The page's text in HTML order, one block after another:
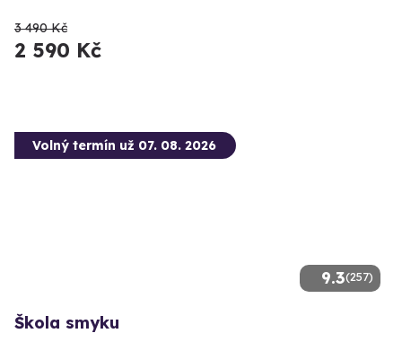
3 490 Kč
2 590 Kč
9.3(257)
Volný termín už 07. 08. 2026
Škola smyku